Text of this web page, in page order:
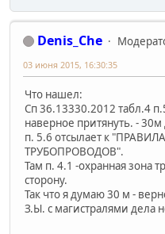
Denis_Che
03 июня 2015, 16:30:35
Что нашел:
Сп 36.13330.2012 табл.4
наверное притянуть. -
п. 5.6 отсылает к
ТРУБОПРОВОДОВ".
Там п. 4.1 -охранная зона
сторону.
Так что я думаю 30 м -
З.Ы. с магистралями дела